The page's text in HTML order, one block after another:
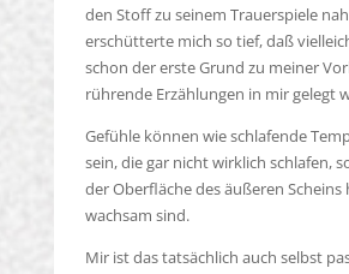
den Stoff zu seinem Trauerspiele
erschütterte mich so tief, daß
schon der erste Grund zu meiner
rührende Erzählungen in mir gelegt
Gefühle können wie schlafende
sein, die gar nicht wirklich schlafen,
der Oberfläche des äußeren Scheins
wachsam sind.
Mir ist das tatsächlich auch selbst